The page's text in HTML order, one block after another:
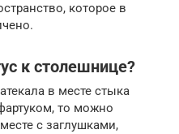
которое в
к столешнице?
в месте стыка
то можно
с заглушками,